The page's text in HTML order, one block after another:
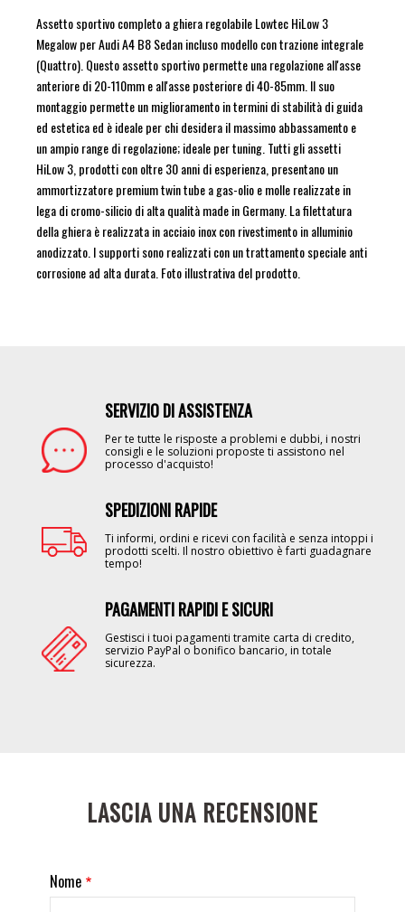
Assetto sportivo completo a ghiera regolabile Lowtec HiLow 3
Megalow per Audi A4 B8 Sedan incluso modello con trazione integrale
(Quattro). Questo assetto sportivo permette una regolazione all'asse
anteriore di 20-110mm e all'asse posteriore di 40-85mm. Il suo
montaggio permette un miglioramento in termini di stabilità di guida
ed estetica ed è ideale per chi desidera il massimo abbassamento e
un ampio range di regolazione; ideale per tuning. Tutti gli assetti
HiLow 3, prodotti con oltre 30 anni di esperienza, presentano un
ammortizzatore premium twin tube a gas-olio e molle realizzate in
lega di cromo-silicio di alta qualità made in Germany. La filettatura
della ghiera è realizzata in acciaio inox con rivestimento in alluminio
anodizzato. I supporti sono realizzati con un trattamento speciale anti
corrosione ad alta durata. Foto illustrativa del prodotto.
SERVIZIO DI ASSISTENZA
Per te tutte le risposte a problemi e dubbi, i nostri
consigli e le soluzioni proposte ti assistono nel
processo d'acquisto!
SPEDIZIONI RAPIDE
Ti informi, ordini e ricevi con facilità e senza intoppi i
prodotti scelti. Il nostro obiettivo è farti guadagnare
tempo!
PAGAMENTI RAPIDI E SICURI
Gestisci i tuoi pagamenti tramite carta di credito,
servizio PayPal o bonifico bancario, in totale
sicurezza.
LASCIA UNA RECENSIONE
Nome